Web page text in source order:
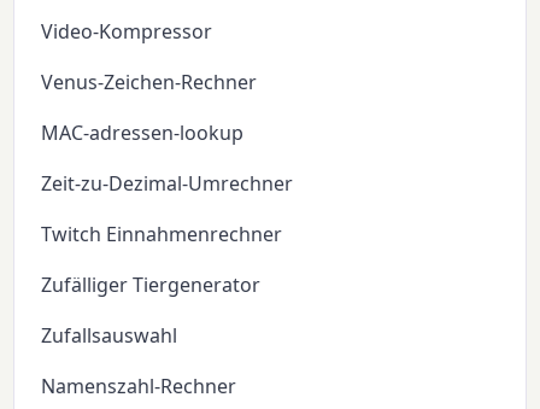
Video-Kompressor
Venus-Zeichen-Rechner
MAC-adressen-lookup
Zeit-zu-Dezimal-Umrechner
Twitch Einnahmenrechner
Zufälliger Tiergenerator
Zufallsauswahl
Namenszahl-Rechner